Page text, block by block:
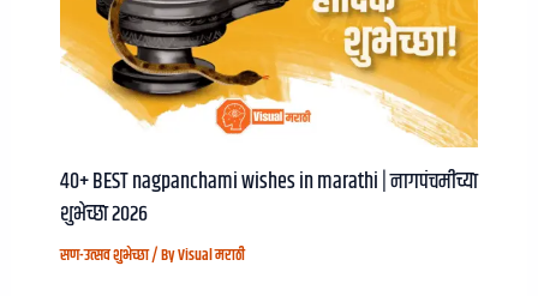
40+ BEST nagpanchami wishes in marathi | नागपंचमीच्या
शुभेच्छा २०२६
सण-उत्सव शुभेच्छा/ ByVisual मराठी